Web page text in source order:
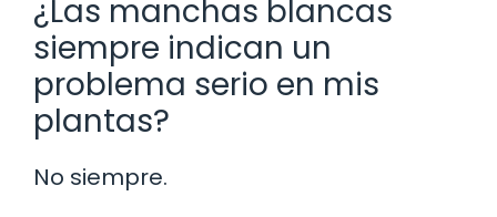
¿Las manchas blancas
siempre indican un
problema serio en mis
plantas?
No siempre.